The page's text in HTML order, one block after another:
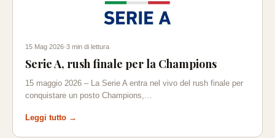
15 Mag 2026·3 min di lettura
Serie A, rush finale per la Champions
15 maggio 2026 – La Serie A entra nel vivo del rush finale per
conquistare un posto Champions,…
Leggi tutto →